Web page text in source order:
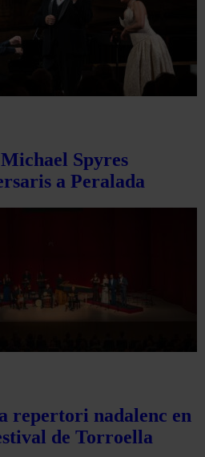
Spyres
a Peralada
repertori nadalenc en
de Torroella